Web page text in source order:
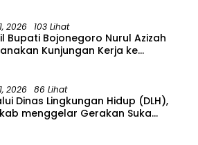
2026 103 Lihat
Bupati Bojonegoro Nurul Azizah
Kunjungan Kerja ke
2026 86 Lihat
Dinas Lingkungan Hidup (DLH),
menggelar Gerakan Suka